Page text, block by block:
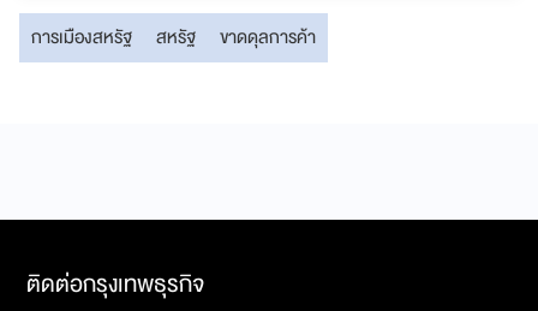
การเมืองสหรัฐ สหรัฐ ขาดดุลการค้า
ติดต่อกรุงเทพธุรกิจ